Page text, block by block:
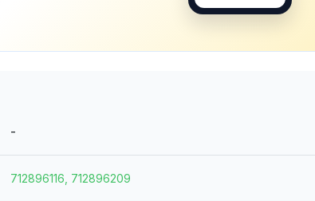
-
712896116, 712896209